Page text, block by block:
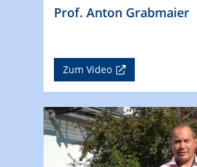
Prof. Anton Grabmaier
Zum Video